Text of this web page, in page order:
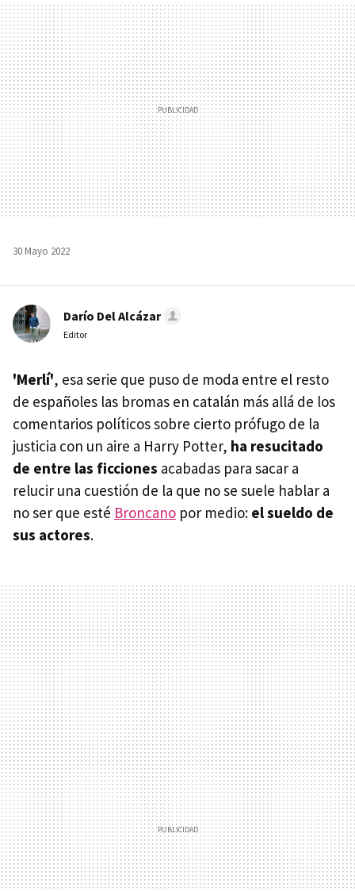
MAIL
30 Mayo 2022
Darío Del Alcázar
Editor
'Merlí', esa serie que puso de moda entre el resto
de españoles las bromas en catalán más allá de los
comentarios políticos sobre cierto prófugo de la
justicia con un aire a Harry Potter, ha resucitado
de entre las ficciones acabadas para sacar a
relucir una cuestión de la que no se suele hablar a
no ser que esté Broncano por medio: el sueldo de
sus actores.